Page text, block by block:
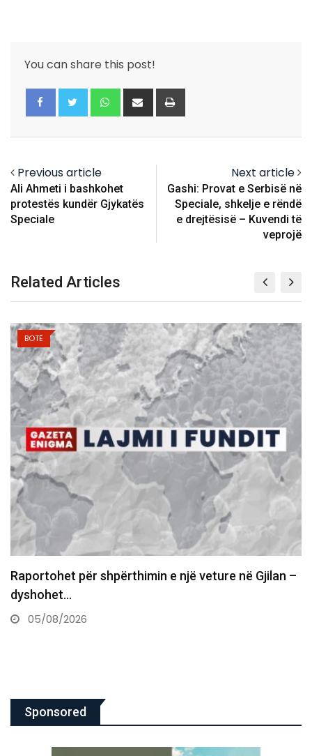
You can share this post!
Whatsapp
Share
via
Previous article
Ali Ahmeti i bashkohet
protestës kundër Gjykatës
Speciale
Next article
Gashi: Provat e Serbisë në
Speciale, shkelje e rëndë
e drejtësisë – Kuvendi të
veprojë
Related Articles
BOTË
Tronditëse në Greqi, e detyroi të flinte me të nën…
05/08/2026
Sponsored